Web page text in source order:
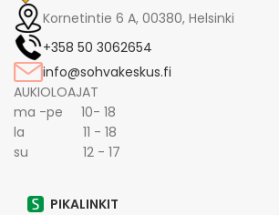
Kornetintie 6 A, 00380, Helsinki
+358 50 3062654
info@sohvakeskus.fi
AUKIOLOAJAT
ma -pe 10- 18
la 11 - 18
su 12 - 17
PIKALINKIT